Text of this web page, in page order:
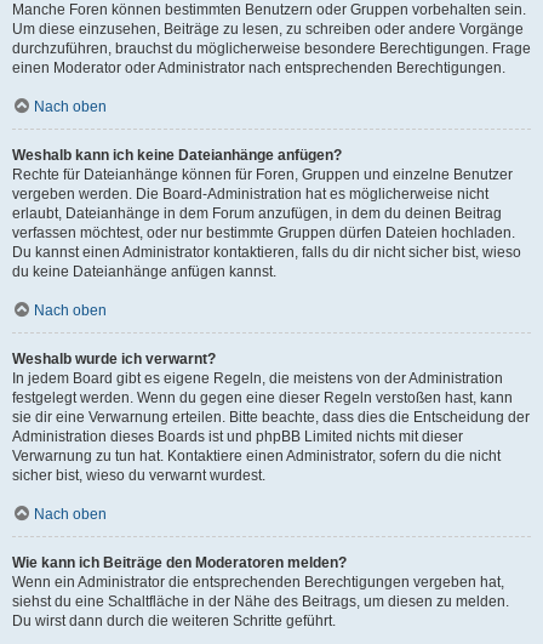
Manche Foren können bestimmten Benutzern oder Gruppen vorbehalten sein.
Um diese einzusehen, Beiträge zu lesen, zu schreiben oder andere Vorgänge
durchzuführen, brauchst du möglicherweise besondere Berechtigungen. Frage
einen Moderator oder Administrator nach entsprechenden Berechtigungen.
Nach oben
Weshalb kann ich keine Dateianhänge anfügen?
Rechte für Dateianhänge können für Foren, Gruppen und einzelne Benutzer
vergeben werden. Die Board-Administration hat es möglicherweise nicht
erlaubt, Dateianhänge in dem Forum anzufügen, in dem du deinen Beitrag
verfassen möchtest, oder nur bestimmte Gruppen dürfen Dateien hochladen.
Du kannst einen Administrator kontaktieren, falls du dir nicht sicher bist, wieso
du keine Dateianhänge anfügen kannst.
Nach oben
Weshalb wurde ich verwarnt?
In jedem Board gibt es eigene Regeln, die meistens von der Administration
festgelegt werden. Wenn du gegen eine dieser Regeln verstoßen hast, kann
sie dir eine Verwarnung erteilen. Bitte beachte, dass dies die Entscheidung der
Administration dieses Boards ist und phpBB Limited nichts mit dieser
Verwarnung zu tun hat. Kontaktiere einen Administrator, sofern du die nicht
sicher bist, wieso du verwarnt wurdest.
Nach oben
Wie kann ich Beiträge den Moderatoren melden?
Wenn ein Administrator die entsprechenden Berechtigungen vergeben hat,
siehst du eine Schaltfläche in der Nähe des Beitrags, um diesen zu melden.
Du wirst dann durch die weiteren Schritte geführt.